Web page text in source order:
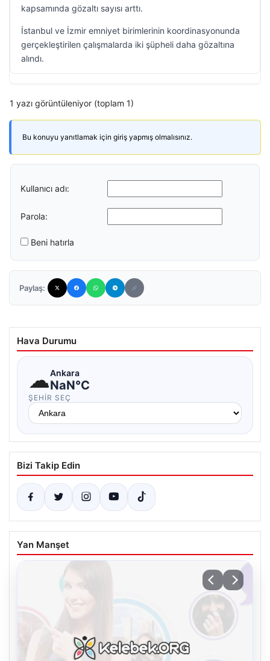
kapsamında gözaltı sayısı arttı.
İstanbul ve İzmir emniyet birimlerinin koordinasyonunda
gerçekleştirilen çalışmalarda iki şüpheli daha gözaltına
alındı.
1 yazı görüntüleniyor (toplam 1)
Bu konuyu yanıtlamak için giriş yapmış olmalısınız.
Kullanıcı adı:
Parola:
Beni hatırla
Paylaş:
Hava Durumu
☁Ankara
NaN°C
ŞEHIR SEÇ
Bizi Takip Edin
Yan Manşet